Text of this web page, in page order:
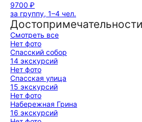
9700 ₽
за группу, 1–4 чел.
Смотреть все
Нет фото
Спасский собор
14 экскурсий
Нет фото
Спасская улица
15 экскурсий
Нет фото
Набережная Грина
16 экскурсий